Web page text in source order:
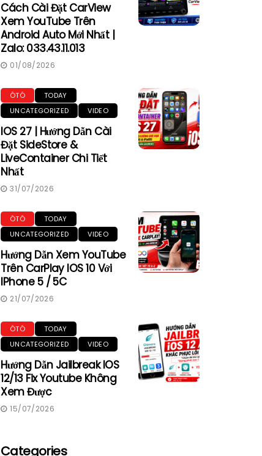
Cách Cài Đặt CarView
Xem YouTube Trên
Android Auto Mới Nhất |
Zalo: 033.43.11.013
01/08/2026
ÔTÔ
TODAY
UNCATEGORIZED
VIDEO
IOS 27 | Hướng Dẫn Cài
Đặt SideStore &
LiveContainer Chi Tiết
Nhất
31/07/2026
ÔTÔ
TODAY
UNCATEGORIZED
VIDEO
Hướng Dẫn Xem YouTube
Trên CarPlay IOS 10 Với
IPhone 5 / 5C
21/07/2026
ÔTÔ
TODAY
UNCATEGORIZED
VIDEO
Hướng Dẫn Jailbreak IOS
12/13 Fix Youtube Không
Xem Được
15/07/2026
Categories